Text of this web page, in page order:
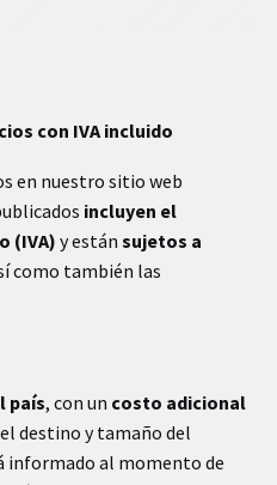
con IVA incluido
en nuestro sitio web
incluyen el
(IVA)y están sujetos a
como también las
país, con un costo adicional
destino y tamaño del
informado al momento de